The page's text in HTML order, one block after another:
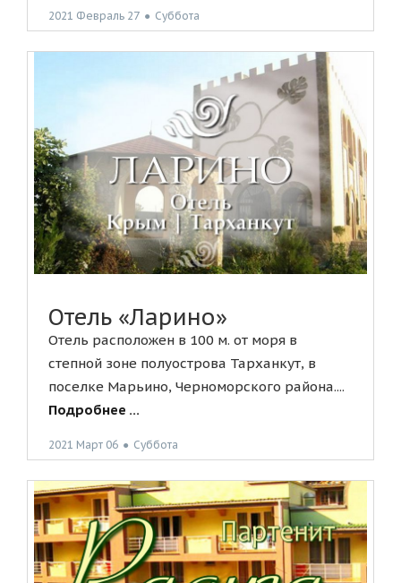
2021 Февраль 27 ● Суббота
Отель «Ларино»
Отель расположен в 100 м. от моря в
степной зоне полуострова Тарханкут, в
поселке Марьино, Черноморского района....
Подробнее ...
2021 Март 06 ● Суббота